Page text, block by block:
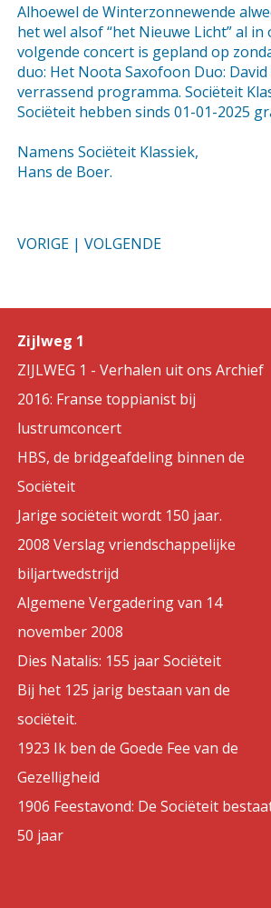
Alhoewel de Winterzonnewende
het wel alsof “het Nieuwe Licht” al
volgende concert is gepland op
duo: Het Noota Saxofoon Duo:
verrassend programma. Sociëteit
Sociëteit hebben sinds 01-01-2025
Namens Sociëteit Klassiek,
Hans de Boer.
VORIGE | VOLGENDE
Zijlweg 1
ZIJLWEG 1 - Verhalen uit ons Archief
2016: Franse toppianist bij
lustrumconcert
HBS, de bridgeafdeling binnen de
Sociëteit
Jarige sociëteit wordt 150 jaar.
2008 Verslag vriendschappelijke
biljartwedstrijd
Algemene Vergadering van 14
november 2008
Dies Natalis: 155 jaar Sociëteit
Bij het 125 jarig bestaan van de
sociëteit.
1923 Ik ben de Goede Fee van de
Gezelligheid
1906 Feestavond: De Sociëteit
50 jaar